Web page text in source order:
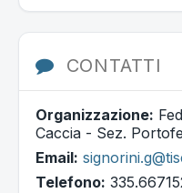
CONTATTI
Organizzazione:
Caccia - Sez.
Email:
Telefono: